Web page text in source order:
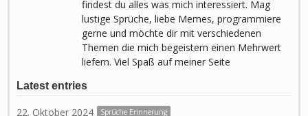
findest du alles was mich interessiert. Mag
lustige Sprüche, liebe Memes, programmiere
gerne und möchte dir mit verschiedenen
Themen die mich begeistern einen Mehrwert
liefern. Viel Spaß auf meiner Seite
Latest entries
22. Oktober 2024 Sprüche Erinnerung